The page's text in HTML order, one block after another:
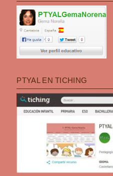
PTYAL EN TICHING